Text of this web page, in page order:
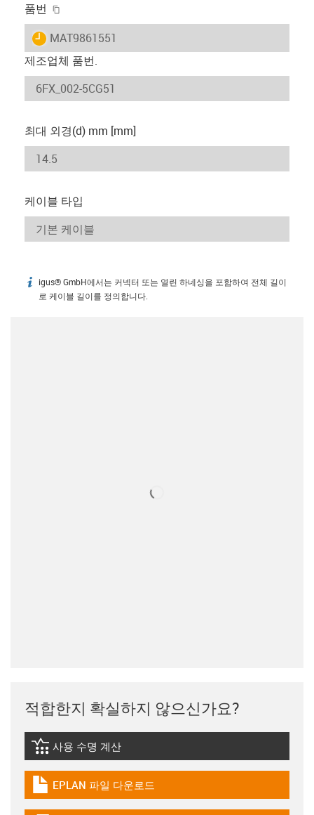
품번
igus-icon-lieferzeit
MAT9861551
제조업체 품번.
최대 외경(d) mm [mm]
케이블 타입
igus-icon-info
igus® GmbH에서는 커넥터 또는 열린 하네싱을 포함하여 전체 길이
로 케이블 길이를 정의합니다.
적합한지 확실하지 않으신가요?
igus-icon-lebensdauerrechner
사용 수명 계산
igus-icon-download-plan
EPLAN 파일 다운로드